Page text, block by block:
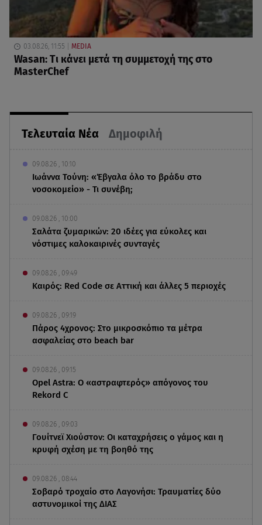
Τελευταία Νέα Δημοφιλή
09.08.26 , 10:10
Ιωάννα Τούνη: «Έβγαλα όλο το βράδυ στο
νοσοκομείο» - Τι συνέβη;
09.08.26 , 10:00
Σαλάτα ζυμαρικών: 20 ιδέες για εύκολες και
νόστιμες καλοκαιρινές συνταγές
09.08.26 , 09:49
Καιρός: Red Code σε Αττική και άλλες 5 περιοχές
09.08.26 , 09:19
Πάρος 4χρονος: Στο μικροσκόπιο τα μέτρα
ασφαλείας στο beach bar
09.08.26 , 09:15
Opel Astra: Ο «αστραφτερός» απόγονος του
Rekord C
09.08.26 , 09:03
Γουίτνεϊ Χιούστον: Οι καταχρήσεις ο γάμος και η
κρυφή σχέση με τη βοηθό της
09.08.26 , 08:44
Σοβαρό τροχαίο στο Λαγονήσι: Τραυματίες δύο
αστυνομικοί της ΔΙΑΣ
03.08.26, 11:55 MEDIA
Wasan: Tι κάνει μετά τη συμμετοχή της στο
MasterChef